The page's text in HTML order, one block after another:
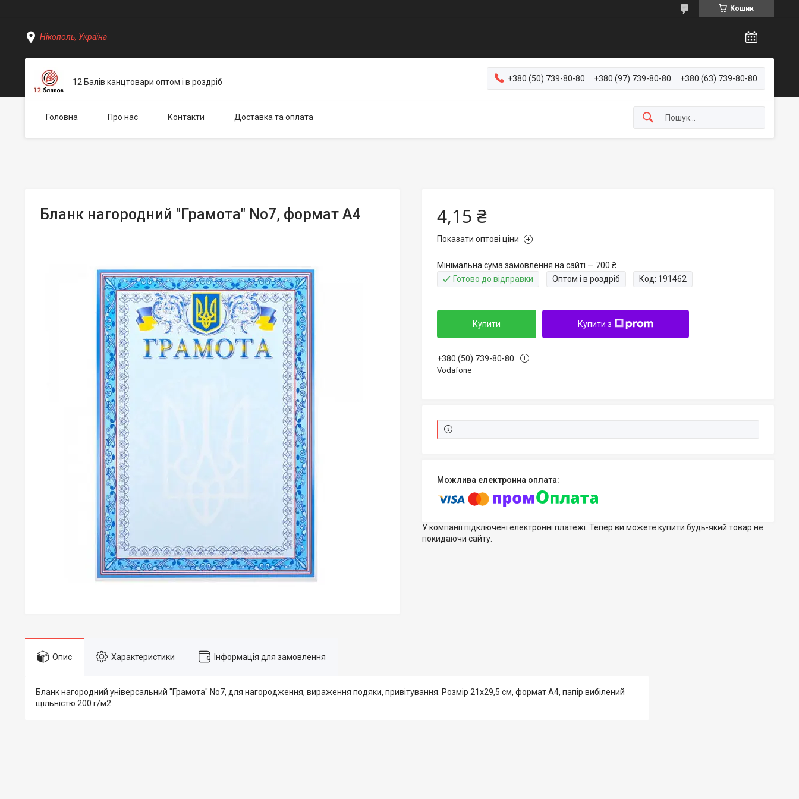
Кошик
Нікополь, Україна
12 Балів канцтовари оптом і в роздріб +380 (50) 739-80-80 +380 (97) 739-80-80 +380 (63) 739-80-80
Головна Про нас Контакти Доставка та оплата
Бланк нагородний "Грамота" No7, формат А4 4,15 ₴
Показати оптові ціни
Мінімальна сума замовлення на сайті — 700 ₴
Готово до відправки
Оптом і в роздріб Код: 191462
Купити Купити з
+380 (50) 739-80-80
Vodafone
У компанії підключені електронні платежі. Тепер ви можете купити будь-який товар не
покидаючи сайту.
Опис Характеристики Інформація для замовлення
Бланк нагородний універсальний "Грамота" No7, для нагородження, вираження подяки, привітування. Розмір 21х29,5 см, формат А4, папір вибілений
щільністю 200 г/м2.